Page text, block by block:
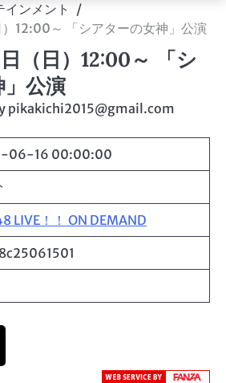
インメント
12:00～ 「シアターの女神」公演
（日）12:00～ 「シ
公演
pikakichi2015@gmail.com
06-16 00:00:00
LIVE！！ ON DEMAND